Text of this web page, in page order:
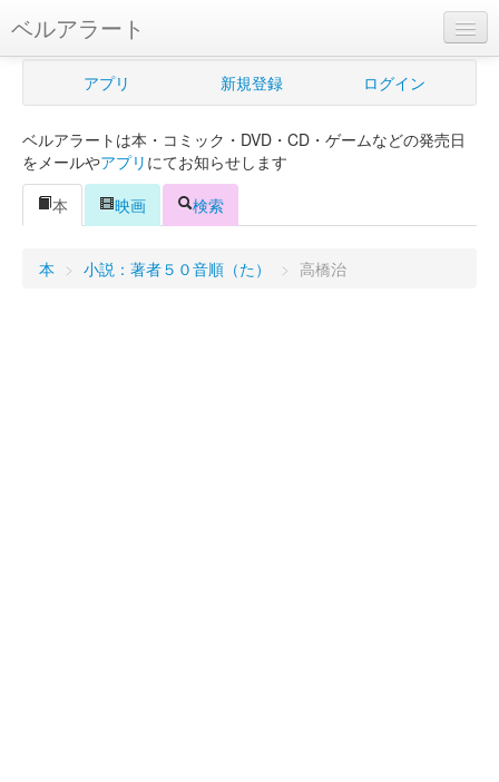
ベルアラート
ベルアラートとは
新規登録
ログイン
アプリ 新規登録 ログイン
ベルアラートは本・コミック・DVD・CD・ゲームなどの発売日
をメールやアプリ にてお知らせします
本
映画 検索
本 > 小説：著者５０音順（た） > 高橋治